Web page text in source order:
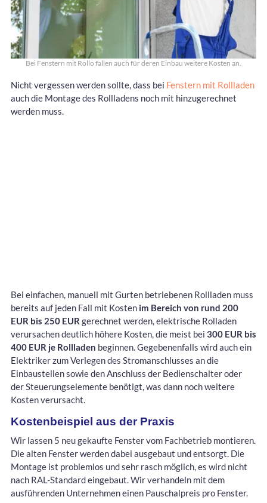
Bei Fenstern mit Rollo fallen auch für deren Einbau weitere Kosten an.
Nicht vergessen werden sollte, dass bei Fenstern mit Rollladen
auch die Montage des Rollladens noch mit hinzugerechnet
werden muss.
Bei einfachen, manuell mit Gurten betriebenen Rollladen muss
bereits auf jeden Fall mit Kosten im Bereich von rund 200
EUR bis 250 EUR gerechnet werden, elektrische Rolladen
verursachen deutlich höhere Kosten, die meist bei 300 EUR bis
400 EUR je Rollladen beginnen. Gegebenenfalls wird auch ein
Elektriker zum Verlegen des Stromanschlusses an die
Einbaustellen sowie den Anschluss der Bedienschalter oder
der Steuerungselemente benötigt, was dann noch weitere
Kosten verursacht.
Kostenbeispiel aus der Praxis
Wir lassen 5 neu gekaufte Fenster vom Fachbetrieb montieren.
Die alten Fenster werden dabei ausgebaut und entsorgt. Die
Montage ist problemlos und sehr rasch möglich, es wird nicht
nach RAL-Standard eingebaut. Wir verhandeln mit dem
ausführenden Unternehmen einen Pauschalpreis pro Fenster.